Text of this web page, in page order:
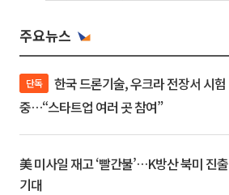
주요뉴스
단독
중…“스타트업 여러 곳 참여”
美 미사일 재고 ‘빨간불’…K방산 북미 진출
기대